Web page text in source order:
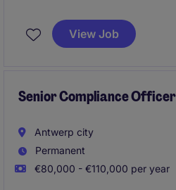
kans om snel bij te leren en
afsluitingen en rapporteringen.
View Job
Senior Compliance
Antwerp city
Permanent
€80,000 - €110,000 per year